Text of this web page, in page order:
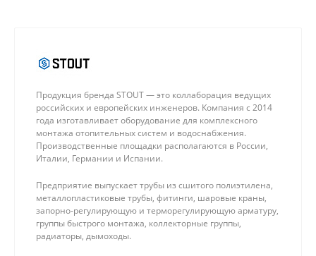
Продукция бренда STOUT — это коллаборация ведущих
российских и европейских инженеров. Компания с 2014
года изготавливает оборудование для комплексного
монтажа отопительных систем и водоснабжения.
Производственные площадки располагаются в России,
Италии, Германии и Испании.
Предприятие выпускает трубы из сшитого полиэтилена,
металлопластиковые трубы, фитинги, шаровые краны,
запорно-регулирующую и терморегулирующую арматуру,
группы быстрого монтажа, коллекторные группы,
радиаторы, дымоходы.